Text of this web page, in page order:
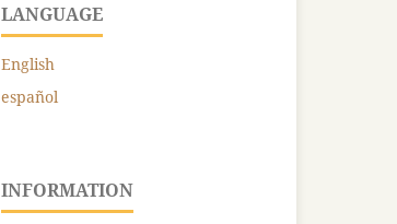
LANGUAGE
English
español
INFORMATION